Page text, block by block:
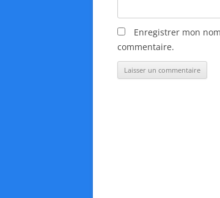
Enregistrer mon
commentaire.